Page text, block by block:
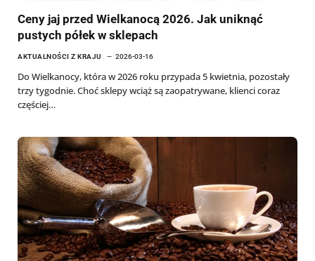
Ceny jaj przed Wielkanocą 2026. Jak uniknąć
pustych półek w sklepach
AKTUALNOŚCI Z KRAJU 2026-03-16
Do Wielkanocy, która w 2026 roku przypada 5 kwietnia, pozostały
trzy tygodnie. Choć sklepy wciąż są zaopatrywane, klienci coraz
częściej…